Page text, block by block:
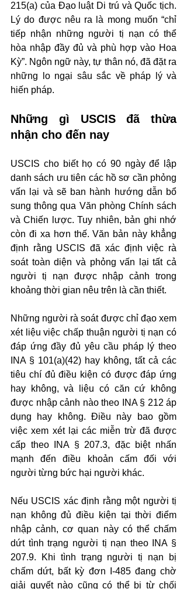
215(a) của Đạo luật Di trú và Quốc tịch.
Lý do được nêu ra là mong muốn “chỉ
tiếp nhận những người tị nạn có thể
hòa nhập đầy đủ và phù hợp vào Hoa
Kỳ”. Ngôn ngữ này, tự thân nó, đã đặt ra
những lo ngại sâu sắc về pháp lý và
hiến pháp.
Những gì USCIS đã thừa
nhận cho đến nay
USCIS cho biết họ có 90 ngày để lập
danh sách ưu tiên các hồ sơ cần phỏng
vấn lại và sẽ ban hành hướng dẫn bổ
sung thông qua Văn phòng Chính sách
và Chiến lược. Tuy nhiên, bản ghi nhớ
còn đi xa hơn thế. Văn bản này khẳng
định rằng USCIS đã xác định việc rà
soát toàn diện và phỏng vấn lại tất cả
người tị nạn được nhập cảnh trong
khoảng thời gian nêu trên là cần thiết.
Những người rà soát được chỉ đạo xem
xét liệu việc chấp thuận người tị nạn có
đáp ứng đầy đủ yêu cầu pháp lý theo
INA § 101(a)(42) hay không, tất cả các
tiêu chí đủ điều kiện có được đáp ứng
hay không, và liệu có căn cứ không
được nhập cảnh nào theo INA § 212 áp
dụng hay không. Điều này bao gồm
việc xem xét lại các miễn trừ đã được
cấp theo INA § 207.3, đặc biệt nhấn
mạnh đến điều khoản cấm đối với
người từng bức hại người khác.
Nếu USCIS xác định rằng một người tị
nạn không đủ điều kiện tại thời điểm
nhập cảnh, cơ quan này có thể chấm
dứt tình trạng người tị nạn theo INA §
207.9. Khi tình trạng người tị nạn bị
chấm dứt, bất kỳ đơn I-485 đang chờ
giải quyết nào cũng có thể bị từ chối